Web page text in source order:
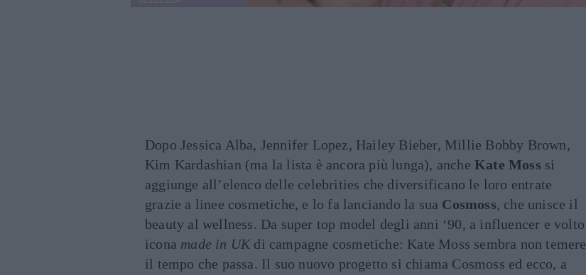
Dopo Jessica Alba, Jennifer Lopez, Hailey Bieber, Millie Bobby Brown,
Kim Kardashian (ma la lista è ancora più lunga), ancheKate Moss si
aggiunge all’elenco delle celebrities che diversificano le loro entrate
grazie a linee cosmetiche, e lo fa lanciando la sua Cosmoss, che unisce il
beauty al wellness. Da super top model degli anni ‘90, a influencer e volto
icona made in UKdi campagne cosmetiche: Kate Moss sembra non temere
il tempo che passa. Il suo nuovo progetto si chiama Cosmoss ed ecco, a